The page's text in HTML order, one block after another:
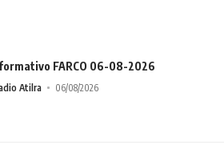
FARCO 06-08-2026
Atilra 06/08/2026